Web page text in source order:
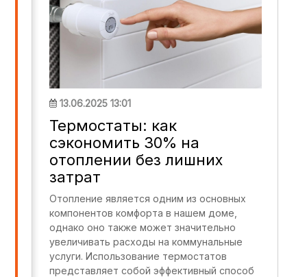
13.06.2025 13:01
Термостаты: как
сэкономить 30% на
отоплении без лишних
затрат
Отопление является одним из основных
компонентов комфорта в нашем доме,
однако оно также может значительно
увеличивать расходы на коммунальные
услуги. Использование термостатов
представляет собой эффективный способ